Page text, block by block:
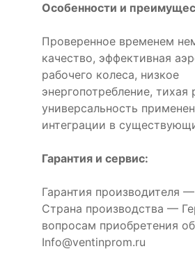
Особенности и
Проверенное временем
качество, эффективная
рабочего колеса, низкое
энергопотребление, тихая
универсальность
интеграции в
Гарантия и сервис:
Гарантия производителя
Страна производства —
вопросам приобретения
Info@ventinprom.ru